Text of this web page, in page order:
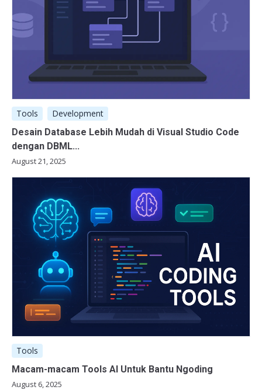
Tools
Development
Desain Database Lebih Mudah di Visual Studio Code
dengan DBML...
August 21, 2025
Tools
Macam-macam Tools AI Untuk Bantu Ngoding
August 6, 2025